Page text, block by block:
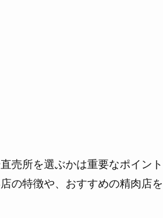
売所を選ぶかは重要なポイント
の特徴や、おすすめの精肉店を